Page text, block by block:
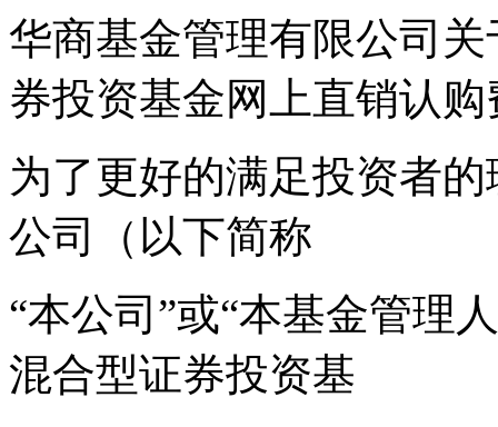
华商基金管理有限公司
券投资基金网上直销认
为了更好的满足投资者
公司（以下简称
“本公司”或“本基金管理
混合型证券投资基